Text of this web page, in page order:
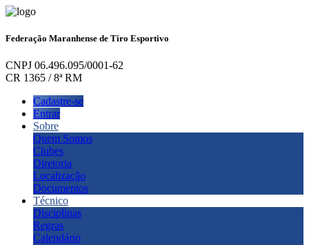
Federação Maranhense de Tiro Esportivo
CNPJ 06.496.095/0001-62
CR 1365 / 8ª RM
Cadastre-se
Entrar
Sobre
Quem Somos
Clubes
Diretoria
Localização
Documentos
Técnico
Disciplinas
Regras
Calendário